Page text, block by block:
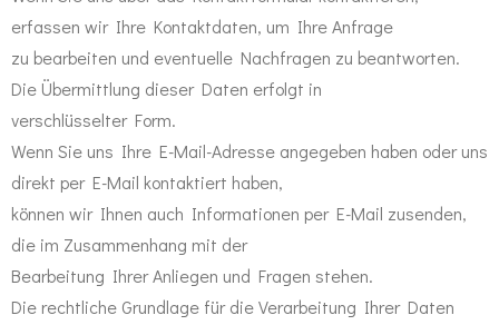
erfassen wir Ihre Kontaktdaten, um Ihre Anfrage
zu bearbeiten und eventuelle Nachfragen zu beantworten.
Die Übermittlung dieser Daten erfolgt in
verschlüsselter Form.
Wenn Sie uns Ihre E-Mail-Adresse angegeben haben oder uns
direkt per E-Mail kontaktiert haben,
können wir Ihnen auch Informationen per E-Mail zusenden,
die im Zusammenhang mit der
Bearbeitung Ihrer Anliegen und Fragen stehen.
Die rechtliche Grundlage für die Verarbeitung Ihrer Daten